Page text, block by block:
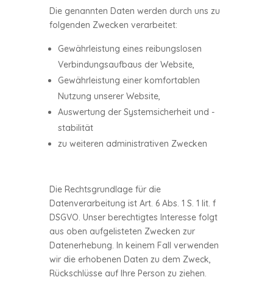
Die genannten Daten werden durch uns zu
folgenden Zwecken verarbeitet:
Gewährleistung eines reibungslosen
Verbindungsaufbaus der Website,
Gewährleistung einer komfortablen
Nutzung unserer Website,
Auswertung der Systemsicherheit und -
stabilität
zu weiteren administrativen Zwecken
Die Rechtsgrundlage für die
Datenverarbeitung ist Art. 6 Abs. 1 S. 1 lit. f
DSGVO. Unser berechtigtes Interesse folgt
aus oben aufgelisteten Zwecken zur
Datenerhebung. In keinem Fall verwenden
wir die erhobenen Daten zu dem Zweck,
Rückschlüsse auf Ihre Person zu ziehen.